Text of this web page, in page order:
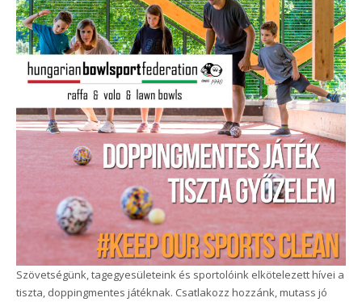
Szövetségünk, tagegyesületeink és sportolóink elkötelezett hívei a
tiszta, doppingmentes játéknak. Csatlakozz hozzánk, mutass jó